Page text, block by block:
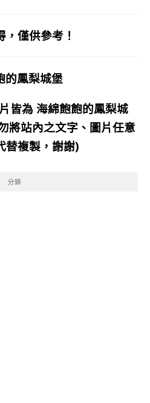
僅供參考！
鳳梨城堡
皆為海綿飽飽的鳳梨城
將站內之文字、圖片任意
替複製，謝謝)
分類